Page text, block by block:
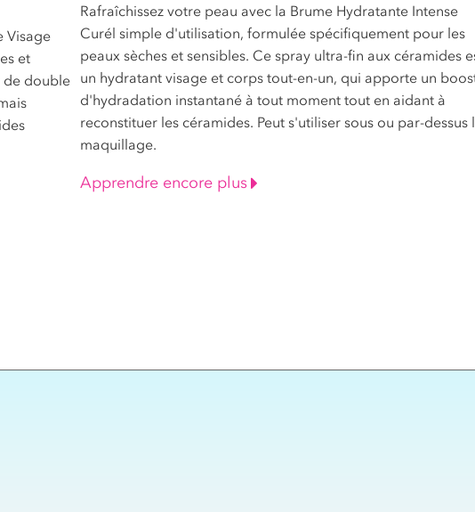
Visage
et
de double
Rafraîchissez votre peau avec la Brume Hydratante Intense
Curél simple d'utilisation, formulée spécifiquement pour les
peaux sèches et sensibles. Ce spray ultra-fin aux céramides
un hydratant visage et corps tout-en-un, qui apporte un
d'hydradation instantané à tout moment tout en aidant à
reconstituer les céramides. Peut s'utiliser sous ou par-dessus
maquillage.
Apprendre encore plus